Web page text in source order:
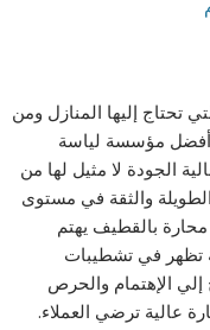
تحتاج إليها المنازل ومن
أفضل مؤسسة لياسة
الجودة لا مثيل لها من
والثقة في مستوى
بالقطيف يهتم
تظهر في تشطيبات
الإهتمام والحرص
عالية ترضي العملاء.